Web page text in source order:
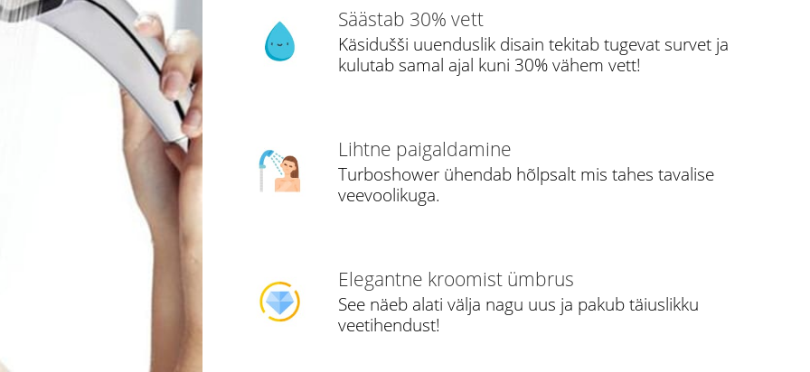
Säästab 30% vett
Käsidušši uuenduslik disain tekitab tugevat survet ja
kulutab samal ajal kuni 30% vähem vett!
Lihtne paigaldamine
Turboshower ühendab hõlpsalt mis tahes tavalise
veevoolikuga.
Elegantne kroomist ümbrus
See näeb alati välja nagu uus ja pakub täiuslikku
veetihendust!